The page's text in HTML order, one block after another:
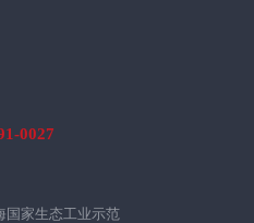
0027
国家生态工业示范